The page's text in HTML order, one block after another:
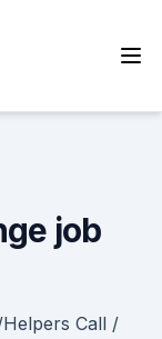
job
Helpers Call /